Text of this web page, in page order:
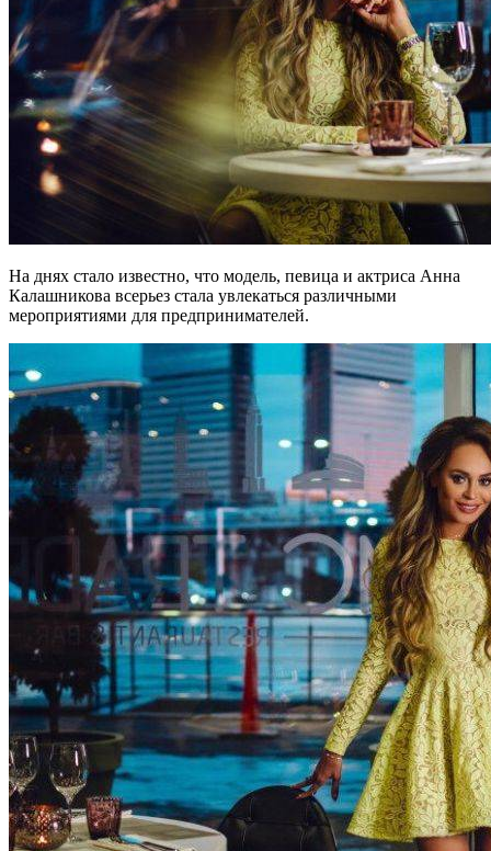
На днях стало известно, что модель, певица и актриса Анна
Калашникова всерьез стала увлекаться различными
мероприятиями для предпринимателей.